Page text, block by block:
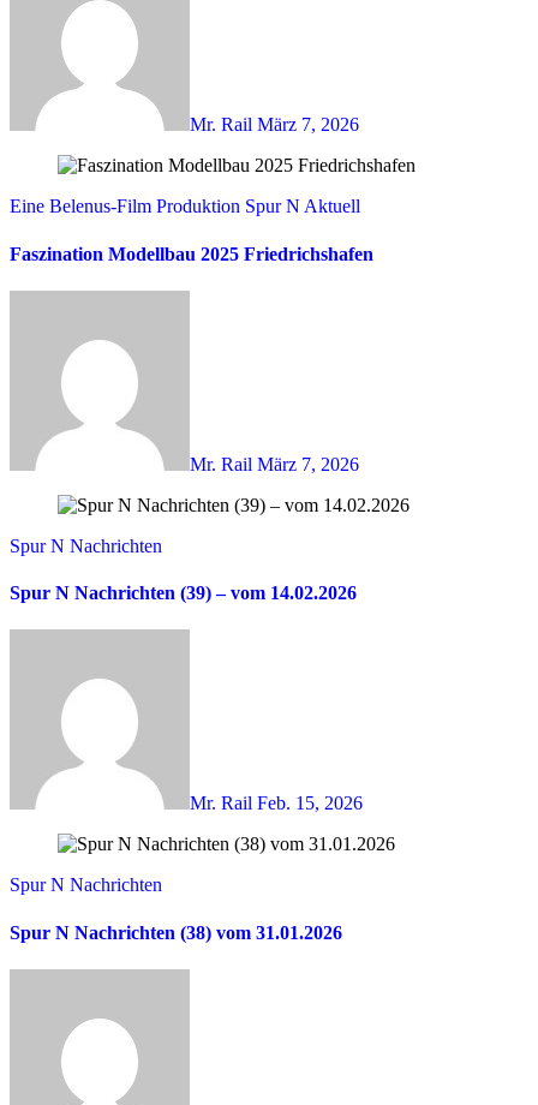
Mr. Rail März 7, 2026
Eine Belenus-Film Produktion Spur N Aktuell
Faszination Modellbau 2025 Friedrichshafen
Mr. Rail März 7, 2026
Spur N Nachrichten
Spur N Nachrichten (39) – vom 14.02.2026
Mr. Rail Feb. 15, 2026
Spur N Nachrichten
Spur N Nachrichten (38) vom 31.01.2026